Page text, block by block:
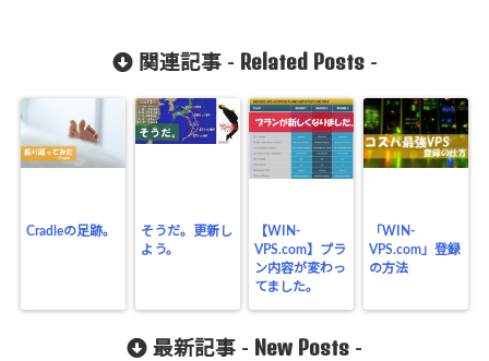
関連記事 - Related Posts-
Cradleの足跡。
そうだ。更新し
よう。
【WIN-
VPS.com】プラ
ン内容が変わっ
てました。
「WIN-
VPS.com」登録
の方法
最新記事 - New Posts -